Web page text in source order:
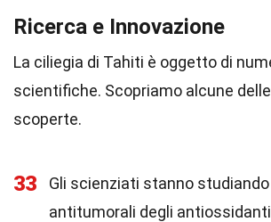
Ricerca e Innovazione
La ciliegia di Tahiti è oggetto di
scientifiche. Scopriamo alcune
scoperte.
33
Gli scienziati stanno
antitumorali degli